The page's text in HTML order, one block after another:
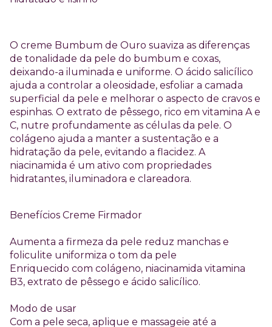
O creme Bumbum de Ouro suaviza as diferenças
de tonalidade da pele do bumbum e coxas,
deixando-a iluminada e uniforme. O ácido salicílico
ajuda a controlar a oleosidade, esfoliar a camada
superficial da pele e melhorar o aspecto de cravos e
espinhas. O extrato de pêssego, rico em vitamina A e
C, nutre profundamente as células da pele. O
colágeno ajuda a manter a sustentação e a
hidratação da pele, evitando a flacidez. A
niacinamida é um ativo com propriedades
hidratantes, iluminadora e clareadora.
Benefícios Creme Firmador
Aumenta a firmeza da pele reduz manchas e
foliculite uniformiza o tom da pele
Enriquecido com colágeno, niacinamida vitamina
B3, extrato de pêssego e ácido salicílico.
Modo de usar
Com a pele seca, aplique e massageie até a